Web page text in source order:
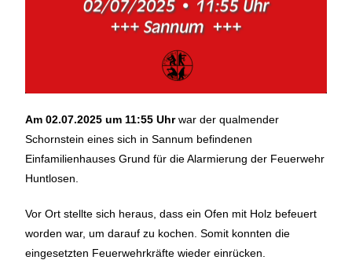
Am 02.07.2025 um 11:55 Uhrwar der qualmender
Schornstein eines sich in Sannum befindenen
Einfamilienhauses Grund für die Alarmierung der Feuerwehr
Huntlosen.
Vor Ort stellte sich heraus, dass ein Ofen mit Holz befeuert
worden war, um darauf zu kochen. Somit konnten die
eingesetzten Feuerwehrkräfte wieder einrücken.